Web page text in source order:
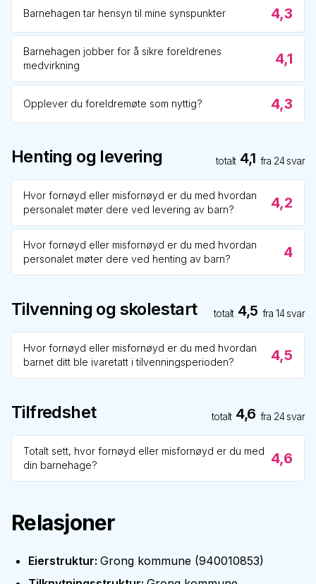
Barnehagen tar hensyn til mine synspunkter 4,3
Barnehagen jobber for å sikre foreldrenes
medvirkning
4,1
Opplever du foreldremøte som nyttig? 4,3
Henting og levering totalt 4,1 fra 24svar
Hvor fornøyd eller misfornøyd er du med hvordan
personalet møter dere ved levering av barn?
4,2
Hvor fornøyd eller misfornøyd er du med hvordan
personalet møter dere ved henting av barn?
4
Tilvenning og skolestart totalt 4,5 fra14svar
Hvor fornøyd eller misfornøyd er du med hvordan
barnet ditt ble ivaretatt i tilvenningsperioden?
4,5
Tilfredshet totalt 4,6 fra 24svar
Totalt sett, hvor fornøyd eller misfornøyd er du med
din barnehage?
4,6
Relasjoner
Eierstruktur: Grong kommune (940010853)